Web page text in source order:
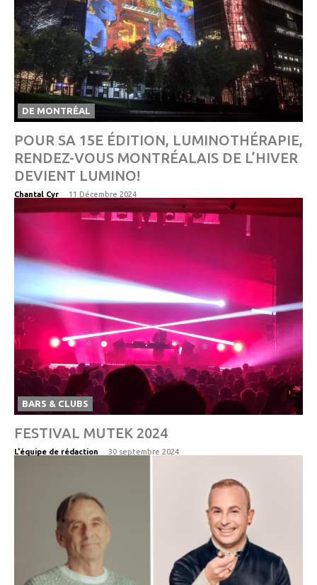
DE MONTRÉAL
POUR SA 15E ÉDITION, LUMINOTHÉRAPIE,
RENDEZ-VOUS MONTRÉALAIS DE L’HIVER
DEVIENT LUMINO!
Chantal Cyr - 11 Décembre 2024
BARS & CLUBS
FESTIVAL MUTEK 2024
L'équipe de rédaction - 30 septembre 2024